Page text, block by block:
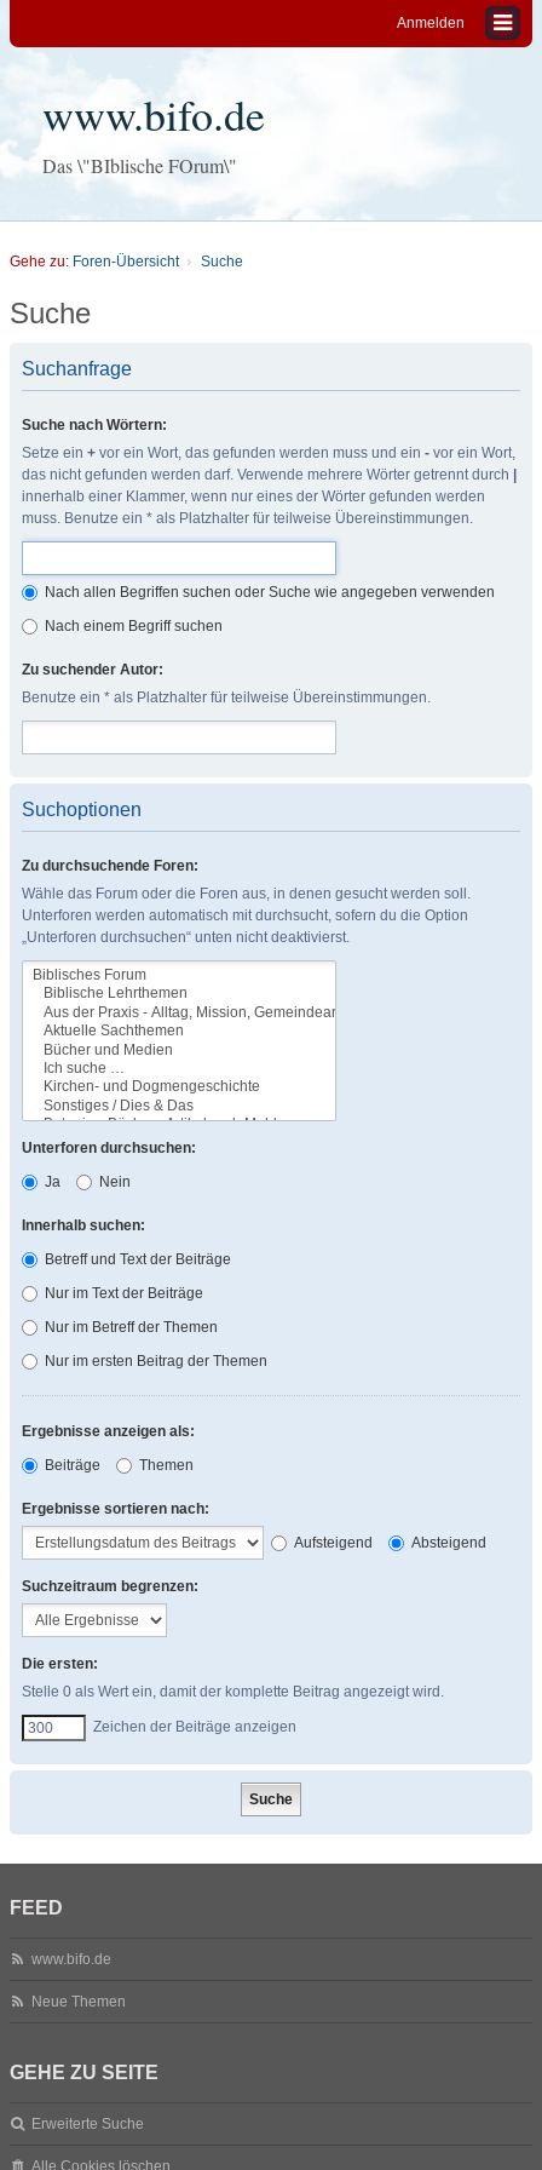
Anmelden
www.bifo.de
Das \"BIblische FOrum\"
Gehe zu: Foren-Übersicht Suche
Suche
Suchanfrage
Suche nach Wörtern:
Setze ein + vor ein Wort, das gefunden werden muss und ein - vor ein Wort,
das nicht gefunden werden darf. Verwende mehrere Wörter getrennt durch
innerhalb einer Klammer, wenn nur eines der Wörter gefunden werden
muss. Benutze ein * als Platzhalter für teilweise Übereinstimmungen.
Nach allen Begriffen suchen oder Suche wie angegeben verwenden
Nach einem Begriff suchen
Zu suchender Autor:
Benutze ein * als Platzhalter für teilweise Übereinstimmungen.
Suchoptionen
Zu durchsuchende Foren:
Wähle das Forum oder die Foren aus, in denen gesucht werden soll.
Unterforen werden automatisch mit durchsucht, sofern du die Option
„Unterforen durchsuchen“ unten nicht deaktivierst.
Unterforen durchsuchen:
Ja
Nein
Innerhalb suchen:
Betreff und Text der Beiträge
Nur im Text der Beiträge
Nur im Betreff der Themen
Nur im ersten Beitrag der Themen
Ergebnisse anzeigen als:
Beiträge
Themen
Ergebnisse sortieren nach:
Aufsteigend
Absteigend
Suchzeitraum begrenzen:
Die ersten:
Stelle 0 als Wert ein, damit der komplette Beitrag angezeigt wird.
Zeichen der Beiträge anzeigen
FEED
www.bifo.de
Neue Themen
GEHE ZU SEITE
Erweiterte Suche
Alle Cookies löschen